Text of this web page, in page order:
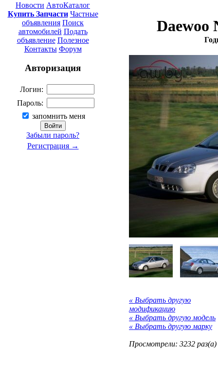
Новости АвтоКаталог
Купить Запчасти Частные
объявления Поиск
автомобилей Подать
объявление Полезное
Контакты Форум
Авторизация
Логин:
Пароль:
запомнить меня
Забыли пароль?
Регистрация →
Daewoo
« Выбрать другую
модификацию
« Выбрать другую модель
« Выбрать другую марку
Просмотрели: 3232 раз(а)